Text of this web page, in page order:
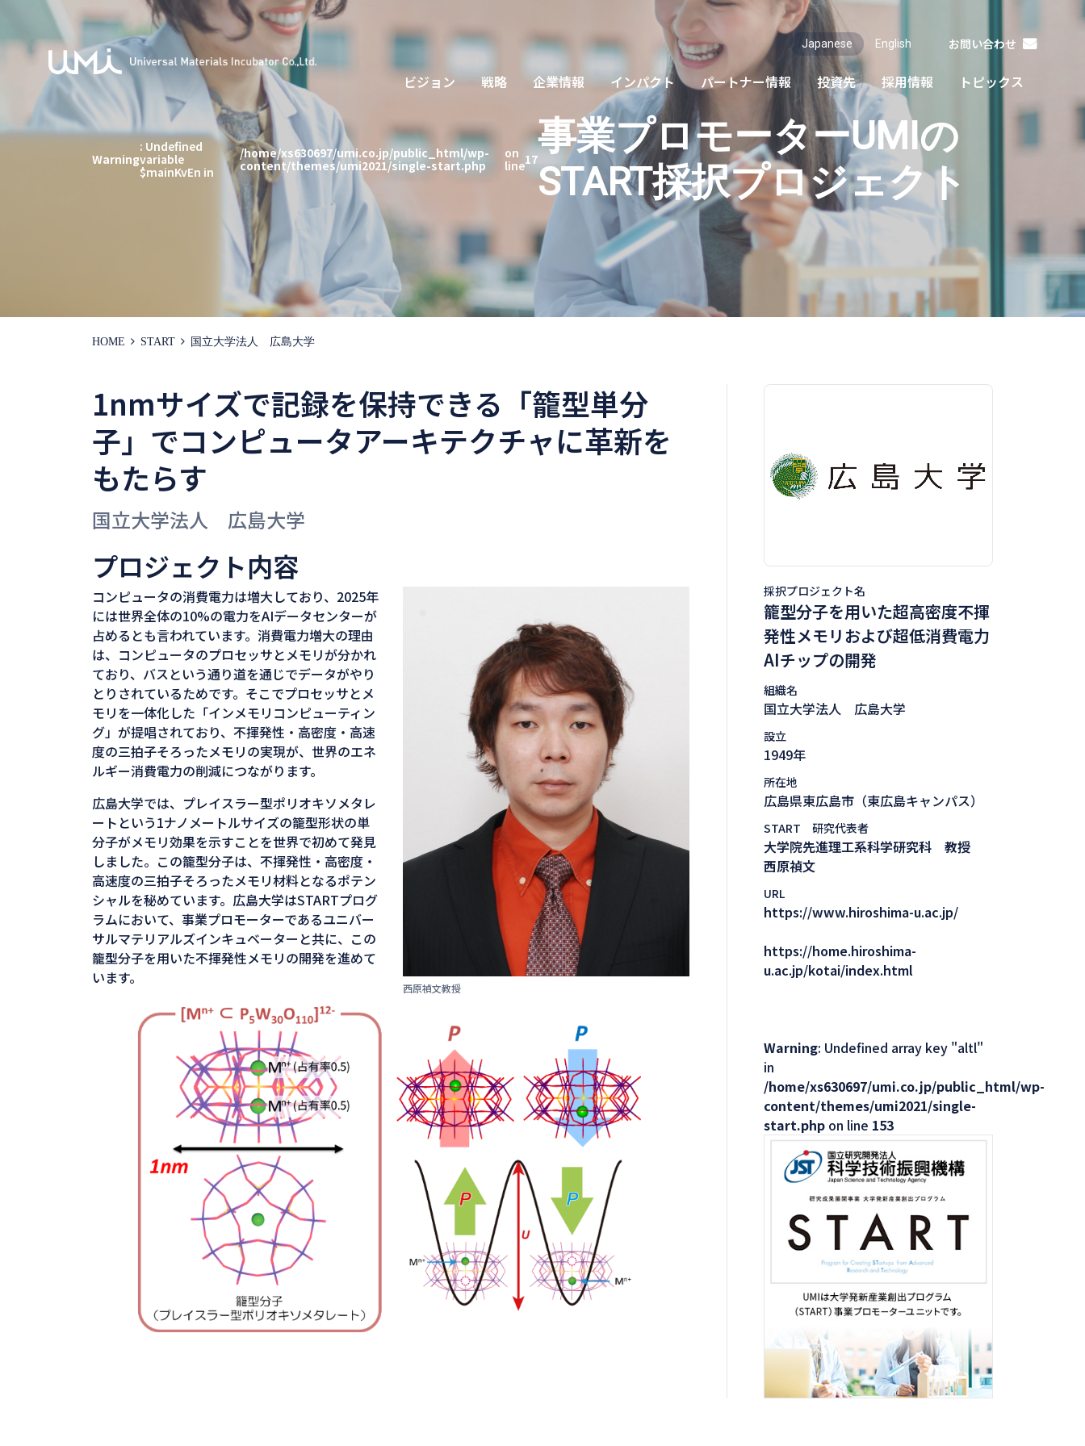
Japanese English お問い合わせ
ビジョン 戦略 企業情報
UMIベンチャーズ
インパクト パートナー情報 投資先 採用情報
投資業務 博士号人材 紹介動画 募集要項 応募フォーム
トピックス
Warning
: Undefined
variable
$mainKvEn in
/home/xs630697/umi.co.jp/public_html/wp-
content/themes/umi2021/single-start.php
on
line17事業プロモーターUMIの
START採択プロジェクト
HOME START 国立大学法人 広島大学
1nmサイズで記録を保持できる「籠型単分
子」でコンピュータアーキテクチャに革新を
もたらす
国立大学法人 広島大学
プロジェクト内容
西原禎文教授
コンピュータの消費電力は増大しており、2025年
には世界全体の10%の電力をAIデータセンターが
占めるとも言われています。消費電力増大の理由
は、コンピュータのプロセッサとメモリが分かれ
ており、バスという通り道を通じでデータがやり
とりされているためです。そこでプロセッサとメ
モリを一体化した「インメモリコンピューティン
グ」が提唱されており、不揮発性・高密度・高速
度の三拍子そろったメモリの実現が、世界のエネ
ルギー消費電力の削減につながります。
広島大学では、プレイスラー型ポリオキソメタレ
ートという1ナノメートルサイズの籠型形状の単
分子がメモリ効果を示すことを世界で初めて発見
しました。この籠型分子は、不揮発性・高密度・
高速度の三拍子そろったメモリ材料となるポテン
シャルを秘めています。広島大学はSTARTプログ
ラムにおいて、事業プロモーターであるユニバー
サルマテリアルズインキュベーターと共に、この
籠型分子を用いた不揮発性メモリの開発を進めて
います。
採択プロジェクト名
籠型分子を用いた超高密度不揮
発性メモリおよび超低消費電力
AIチップの開発
組織名
国立大学法人 広島大学
設立
1949年
所在地
広島県東広島市（東広島キャンパス）
START 研究代表者
大学院先進理工系科学研究科 教授
西原禎文
URL
https://www.hiroshima-u.ac.jp/
https://home.hiroshima-
u.ac.jp/kotai/index.html
Warning: Undefined array key "altl"
in
/home/xs630697/umi.co.jp/public_html/wp-
content/themes/umi2021/single-
start.php on line 153